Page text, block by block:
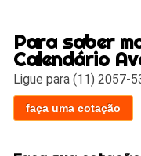
Para saber
Calendário
Ligue para(11) 2057-
faça uma cotação